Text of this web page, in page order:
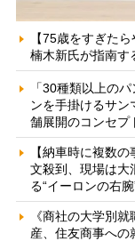
【75歳をすぎた
楠木新氏が指南す
「30種類以上の
ンを手掛けるサ
舗展開のコンセプ
【納車時に複数
文殺到、現場は
る“イーロンの右
《商社の大学別
産、住友商事への